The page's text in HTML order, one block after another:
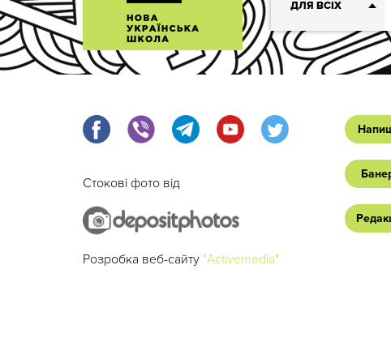
ДЛЯ ВСІХ
Стокові фото від
Розробка веб-сайту "Activemedia"